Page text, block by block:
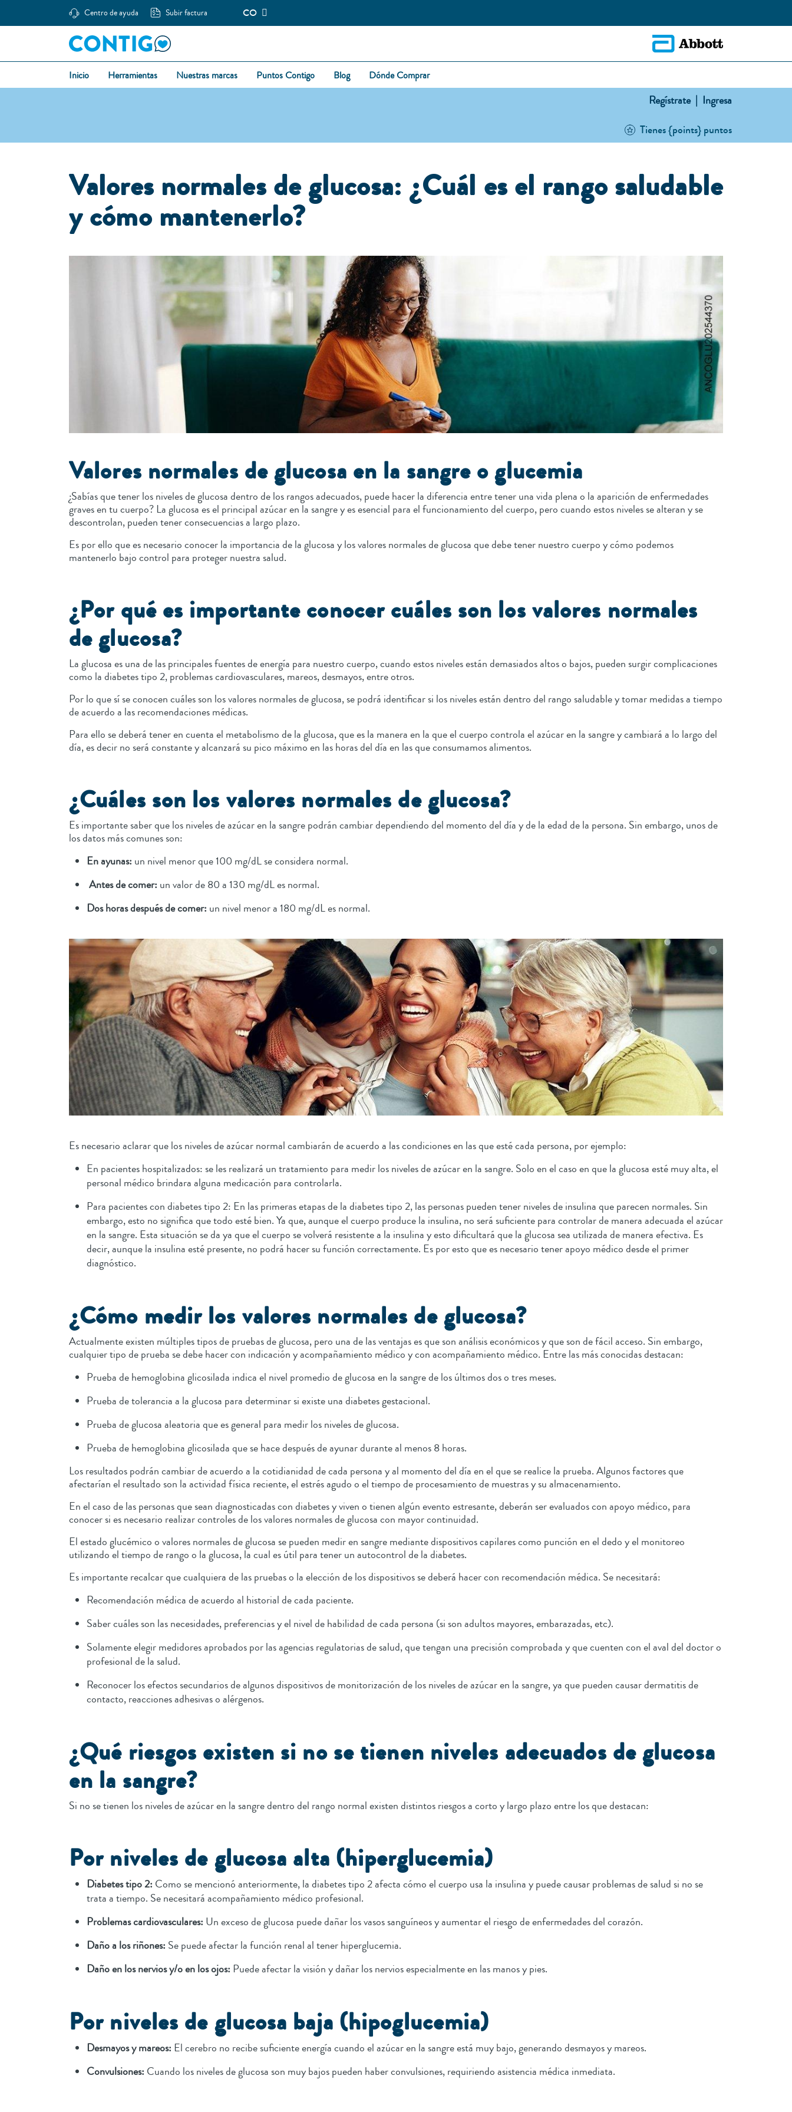
Centro de ayuda Subir factura CO
Inicio Herramientas Nuestras marcas Puntos Contigo Blog Dónde Comprar
Regístrate | Ingresa
Tienes {points} puntos
Valores normales de glucosa: ¿Cuál es el rango saludable
y cómo mantenerlo?
Valores normales de glucosa en la sangre o glucemia
¿Sabías que tener los niveles de glucosa dentro de los rangos adecuados, puede hacer la diferencia entre tener una vida plena o la aparición de enfermedades
graves en tu cuerpo? La glucosa es el principal azúcar en la sangre y es esencial para el funcionamiento del cuerpo, pero cuando estos niveles se alteran y se
descontrolan, pueden tener consecuencias a largo plazo.
Es por ello que es necesario conocer la importancia de la glucosa y los valores normales de glucosa que debe tener nuestro cuerpo y cómo podemos
mantenerlo bajo control para proteger nuestra salud.
¿Por qué es importante conocer cuáles son los valores normales
de glucosa?
La glucosa es una de las principales fuentes de energía para nuestro cuerpo, cuando estos niveles están demasiados altos o bajos, pueden surgir complicaciones
como la diabetes tipo 2, problemas cardiovasculares, mareos, desmayos, entre otros.
Por lo que sí se conocen cuáles son los valores normales de glucosa, se podrá identificar si los niveles están dentro del rango saludable y tomar medidas a tiempo
de acuerdo a las recomendaciones médicas.
Para ello se deberá tener en cuenta el metabolismo de la glucosa, que es la manera en la que el cuerpo controla el azúcar en la sangre y cambiará a lo largo del
día, es decir no será constante y alcanzará su pico máximo en las horas del día en las que consumamos alimentos.
¿Cuáles son los valores normales de glucosa?
Es importante saber que los niveles de azúcar en la sangre podrán cambiar dependiendo del momento del día y de la edad de la persona. Sin embargo, unos de
los datos más comunes son:
En ayunas: un nivel menor que 100 mg/dL se considera normal.
Antes de comer: un valor de 80 a 130 mg/dL es normal.
Dos horas después de comer: un nivel menor a 180 mg/dL es normal.
Es necesario aclarar que los niveles de azúcar normal cambiarán de acuerdo a las condiciones en las que esté cada persona, por ejemplo:
En pacientes hospitalizados: se les realizará un tratamiento para medir los niveles de azúcar en la sangre. Solo en el caso en que la glucosa esté muy alta, el
personal médico brindara alguna medicación para controlarla.
Para pacientes con diabetes tipo 2: En las primeras etapas de la diabetes tipo 2, las personas pueden tener niveles de insulina que parecen normales. Sin
embargo, esto no significa que todo esté bien. Ya que, aunque el cuerpo produce la insulina, no será suficiente para controlar de manera adecuada el azúcar
en la sangre. Esta situación se da ya que el cuerpo se volverá resistente a la insulina y esto dificultará que la glucosa sea utilizada de manera efectiva. Es
decir, aunque la insulina esté presente, no podrá hacer su función correctamente. Es por esto que es necesario tener apoyo médico desde el primer
diagnóstico.
¿Cómo medir los valores normales de glucosa?
Actualmente existen múltiples tipos de pruebas de glucosa, pero una de las ventajas es que son análisis económicos y que son de fácil acceso. Sin embargo,
cualquier tipo de prueba se debe hacer con indicación y acompañamiento médico y con acompañamiento médico. Entre las más conocidas destacan:
Prueba de hemoglobina glicosilada indica el nivel promedio de glucosa en la sangre de los últimos dos o tres meses.
Prueba de tolerancia a la glucosa para determinar si existe una diabetes gestacional.
Prueba de glucosa aleatoria que es general para medir los niveles de glucosa.
Prueba de hemoglobina glicosilada que se hace después de ayunar durante al menos 8 horas.
Los resultados podrán cambiar de acuerdo a la cotidianidad de cada persona y al momento del día en el que se realice la prueba. Algunos factores que
afectarían el resultado son la actividad física reciente, el estrés agudo o el tiempo de procesamiento de muestras y su almacenamiento.
En el caso de las personas que sean diagnosticadas con diabetes y viven o tienen algún evento estresante, deberán ser evaluados con apoyo médico, para
conocer si es necesario realizar controles de los valores normales de glucosa con mayor continuidad.
El estado glucémico o valores normales de glucosa se pueden medir en sangre mediante dispositivos capilares como punción en el dedo y el monitoreo
utilizando el tiempo de rango o la glucosa, la cual es útil para tener un autocontrol de la diabetes.
Es importante recalcar que cualquiera de las pruebas o la elección de los dispositivos se deberá hacer con recomendación médica. Se necesitará:
Recomendación médica de acuerdo al historial de cada paciente.
Saber cuáles son las necesidades, preferencias y el nivel de habilidad de cada persona (si son adultos mayores, embarazadas, etc).
Solamente elegir medidores aprobados por las agencias regulatorias de salud, que tengan una precisión comprobada y que cuenten con el aval del doctor o
profesional de la salud.
Reconocer los efectos secundarios de algunos dispositivos de monitorización de los niveles de azúcar en la sangre, ya que pueden causar dermatitis de
contacto, reacciones adhesivas o alérgenos.
¿Qué riesgos existen si no se tienen niveles adecuados de glucosa
en la sangre?
Si no se tienen los niveles de azúcar en la sangre dentro del rango normal existen distintos riesgos a corto y largo plazo entre los que destacan:
Por niveles de glucosa alta (hiperglucemia)
Diabetes tipo 2: Como se mencionó anteriormente, la diabetes tipo 2 afecta cómo el cuerpo usa la insulina y puede causar problemas de salud si no se
trata a tiempo. Se necesitará acompañamiento médico profesional.
Problemas cardiovasculares: Un exceso de glucosa puede dañar los vasos sanguíneos y aumentar el riesgo de enfermedades del corazón.
Daño a los riñones: Se puede afectar la función renal al tener hiperglucemia.
Daño en los nervios y/o en los ojos: Puede afectar la visión y dañar los nervios especialmente en las manos y pies.
Por niveles de glucosa baja (hipoglucemia)
Desmayos y mareos: El cerebro no recibe suficiente energía cuando el azúcar en la sangre está muy bajo, generando desmayos y mareos.
Convulsiones: Cuando los niveles de glucosa son muy bajos pueden haber convulsiones, requiriendo asistencia médica inmediata.